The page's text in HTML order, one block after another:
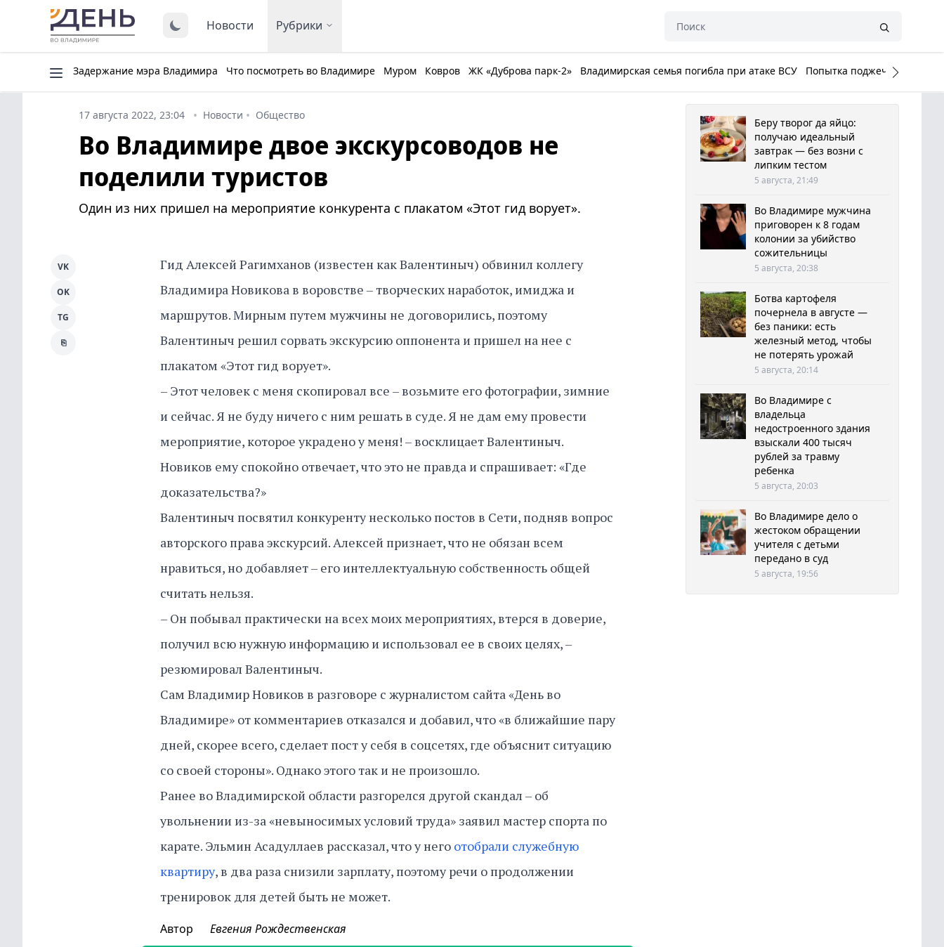
Новости Рубрики
Задержание мэра Владимира Что посмотреть во Владимире Муром Ковров ЖК «Дуброва парк-2» Владимирская семья погибла при атаке ВСУ Попытка поджечь Белый
17 августа 2022, 23:04 Новости Общество
Во Владимире двое экскурсоводов не
поделили туристов
Один из них пришел на мероприятие конкурента с плакатом «Этот гид ворует».
Гид Алексей Рагимханов (известен как Валентиныч) обвинил коллегу
Владимира Новикова в воровстве – творческих наработок, имиджа и
маршрутов. Мирным путем мужчины не договорились, поэтому
Валентиныч решил сорвать экскурсию оппонента и пришел на нее с
плакатом «Этот гид ворует».
– Этот человек с меня скопировал все – возьмите его фотографии, зимние
и сейчас. Я не буду ничего с ним решать в суде. Я не дам ему провести
мероприятие, которое украдено у меня! – восклицает Валентиныч.
Новиков ему спокойно отвечает, что это не правда и спрашивает: «Где
доказательства?»
Валентиныч посвятил конкуренту несколько постов в Сети, подняв вопрос
авторского права экскурсий. Алексей признает, что не обязан всем
нравиться, но добавляет – его интеллектуальную собственность общей
считать нельзя.
– Он побывал практически на всех моих мероприятиях, втерся в доверие,
получил всю нужную информацию и использовал ее в своих целях, –
резюмировал Валентиныч.
Сам Владимир Новиков в разговоре с журналистом сайта «День во
Владимире» от комментариев отказался и добавил, что «в ближайшие пару
дней, скорее всего, сделает пост у себя в соцсетях, где объяснит ситуацию
со своей стороны». Однако этого так и не произошло.
Ранее во Владимирской области разгорелся другой скандал – об
увольнении из-за «невыносимых условий труда» заявил мастер спорта по
карате. Эльмин Асадуллаев рассказал, что у него отобрали служебную
квартиру, в два раза снизили зарплату, поэтому речи о продолжении
тренировок для детей быть не может.
VK
OK
TG
⎘
Автор Евгения Рождественская
Беру творог да яйцо:
получаю идеальный
завтрак — без возни с
липким тестом
5 августа, 21:49
Во Владимире мужчина
приговорен к 8 годам
колонии за убийство
сожительницы
5 августа, 20:38
Ботва картофеля
почернела в августе —
без паники: есть
железный метод, чтобы
не потерять урожай
5 августа, 20:14
Во Владимире с
владельца
недостроенного здания
взыскали 400 тысяч
рублей за травму
ребенка
5 августа, 20:03
Во Владимире дело о
жестоком обращении
учителя с детьми
передано в суд
5 августа, 19:56